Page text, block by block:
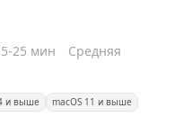
25 мин
Средняя
и выше macOS 11 и выше